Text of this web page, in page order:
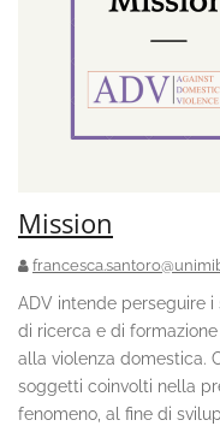
Mission
ADV intende perseguire
di ricerca e di
alla violenza domestica.
soggetti coinvolti nella
fenomeno, al fine di